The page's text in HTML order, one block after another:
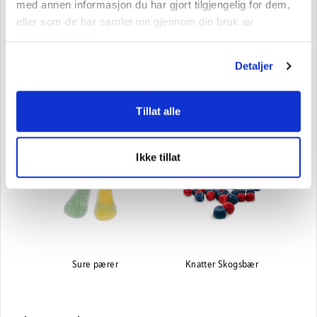
med annen informasjon du har gjort tilgjengelig for dem,
eller som de har samlet inn gjennom din bruk av
Detaljer
Tillat alle
Ikke tillat
Sure pærer Knatter Skogsbær